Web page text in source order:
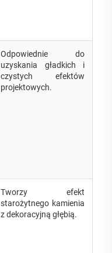
Odpowiednie do
uzyskania gładkich i
czystych efektów
projektowych.
Tworzy efekt
starożytnego kamienia
z dekoracyjną głębią.